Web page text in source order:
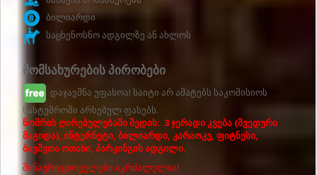
ბილიარდი
საცხენოსნო ადგილზე ან ახლოს
მომსახურების პირობები
დაჯავშნა უფასოა! საიტი არ ამატებს საკომისიოს
სასტუმროში არსებულ ფასებს.
ნომრის ღირებულებაში შედის: 3 ჯერადი კვება (შვედური
მაგიდა), ინტერნეტი, ბილიარდი, კარაოკე, ფიტნესი,
ბავშვთა ოთახი, პარკინგის ადგილი.
შინაური ცხოველები აკრძალულია!